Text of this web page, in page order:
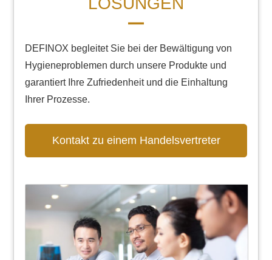
DEFINOX begleitet Sie bei der Bewältigung von
Hygieneproblemen durch unsere Produkte und
garantiert Ihre Zufriedenheit und die Einhaltung
Ihrer Prozesse.
Kontakt zu einem Handelsvertreter